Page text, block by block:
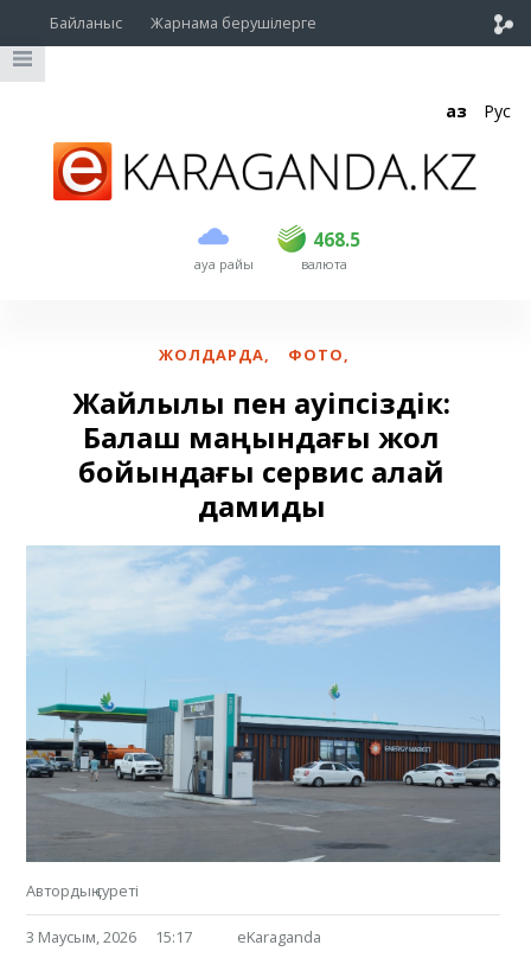
Байланыс Жарнама берушілерге
Қаз Рус
ауа райы
468.5
USD 467 468.5
EUR валюта
ЖОЛДАРДА, ФОТО,
Жайлылық пен қауіпсіздік:
Балқаш маңындағы жол
бойындағы сервис қалай
дамиды
Автордың суреті
3 Маусым, 2026 15:17 eKaraganda